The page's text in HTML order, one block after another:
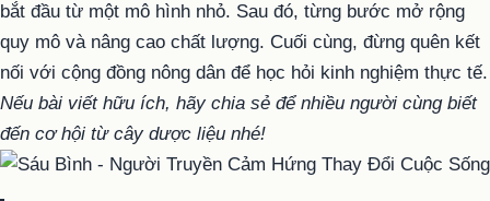
bắt đầu từ một mô hình nhỏ. Sau đó, từng bước mở rộng
quy mô và nâng cao chất lượng. Cuối cùng, đừng quên kết
nối với cộng đồng nông dân để học hỏi kinh nghiệm thực tế.
Nếu bài viết hữu ích, hãy chia sẻ để nhiều người cùng biết
đến cơ hội từ cây dược liệu nhé!